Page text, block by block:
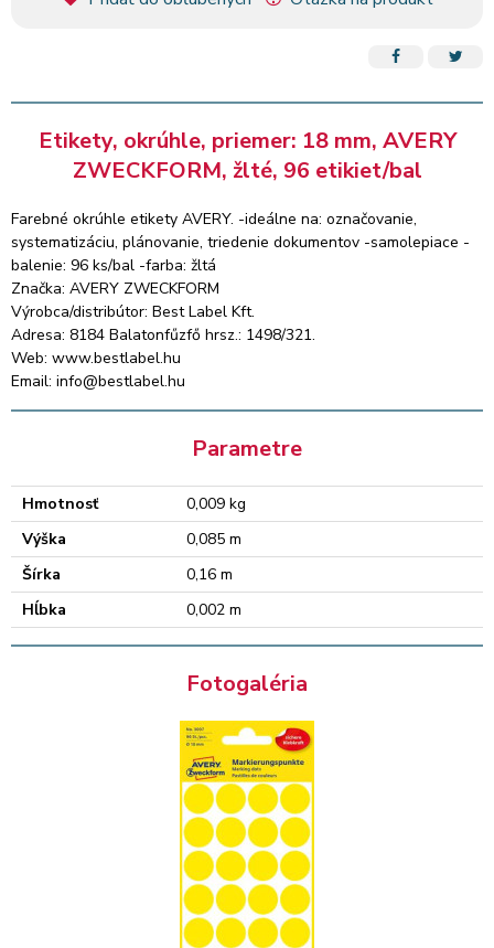
Etikety, okrúhle, priemer: 18 mm, AVERY
ZWECKFORM, žlté, 96 etikiet/bal
Farebné okrúhle etikety AVERY. -ideálne na: označovanie,
systematizáciu, plánovanie, triedenie dokumentov -samolepiace -
balenie: 96 ks/bal -farba: žltá
Značka: AVERY ZWECKFORM
Výrobca/distribútor: Best Label Kft.
Adresa: 8184 Balatonfűzfő hrsz.: 1498/321.
Web: www.bestlabel.hu
Email: info@bestlabel.hu
Parametre
Hmotnosť
0,009 kg
Výška
0,085 m
Šírka
0,16 m
Hĺbka
0,002 m
Fotogaléria